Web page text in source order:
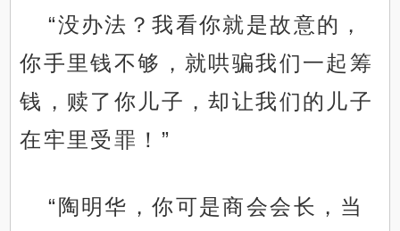
“没办法？我看你就是故意的，
你手里钱不够，就哄骗我们一起筹
钱，赎了你儿子，却让我们的儿子
在牢里受罪！”
“陶明华，你可是商会会长，当